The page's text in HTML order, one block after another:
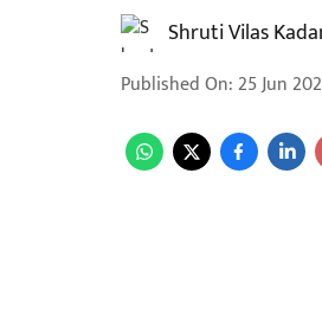
Shruti Vilas
Published On: 25 Jun